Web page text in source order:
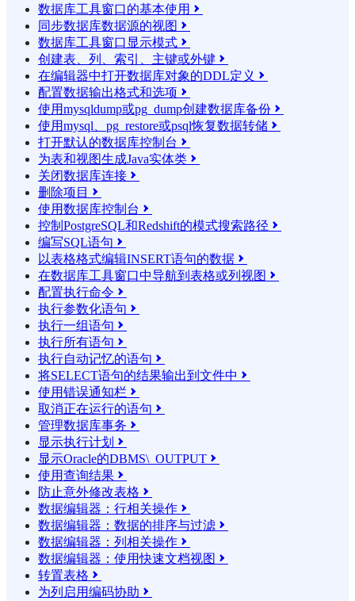
数据库工具窗口的基本使用 
同步数据库数据源的视图 
数据库工具窗口显示模式 
创建表、列、索引、主键或外键 
在编辑器中打开数据库对象的DDL定义 
配置数据输出格式和选项 
使用mysqldump或pg_dump创建数据库备份 
使用mysql、pg_restore或psql恢复数据转储 
打开默认的数据库控制台 
为表和视图生成Java实体类 
关闭数据库连接 
删除项目 
使用数据库控制台 
控制PostgreSQL和Redshift的模式搜索路径 
编写SQL语句 
以表格格式编辑INSERT语句的数据 
在数据库工具窗口中导航到表格或列视图 
配置执行命令 
执行参数化语句 
执行一组语句 
执行所有语句 
执行自动记忆的语句 
将SELECT语句的结果输​​出到文件中 
使用错误通知栏 
取消正在运行的语句 
管理数据库事务 
显示执行计划 
显示Oracle的DBMS\_OUTPUT 
使用查询结果 
防止意外修改表格 
数据编辑器：行相关操作 
数据编辑器：数据的排序与过滤 
数据编辑器：列相关操作 
数据编辑器：使用快速文档视图 
转置表格 
为列启用编码协助 